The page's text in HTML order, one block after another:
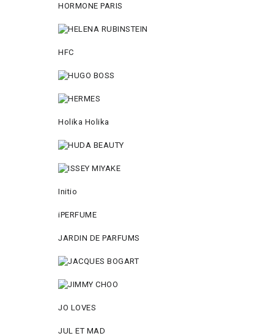
HORMONE PARIS
HFC
Holika Holika
Initio
iPERFUME
JARDIN DE PARFUMS
JO LOVES
JUL ET MAD